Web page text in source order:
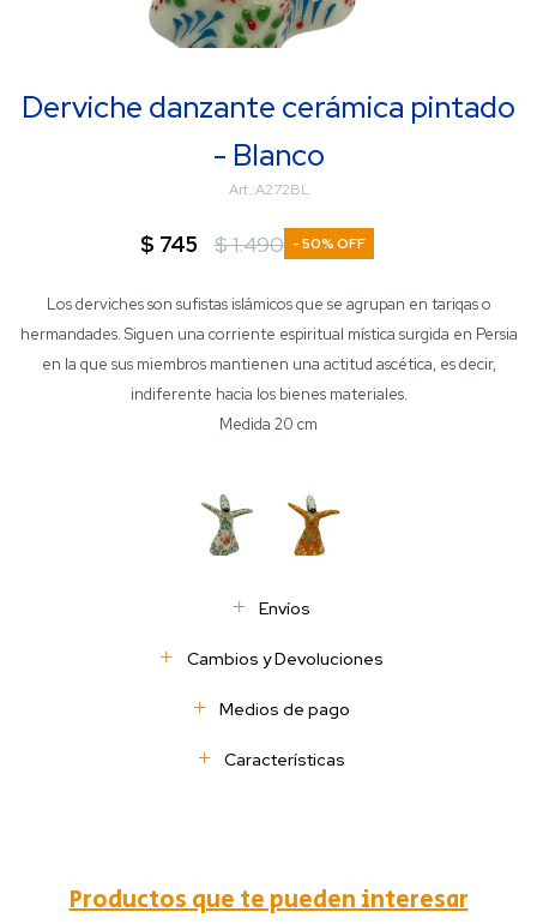
Derviche danzante cerámica pintado
- Blanco
A272BL
$ 745 $1.490 50
Los derviches son sufistas islámicos que se agrupan en tariqas o
hermandades. Siguen una corriente espiritual mística surgida en Persia
en la que sus miembros mantienen una actitud ascética, es decir,
indiferente hacia los bienes materiales.
Medida 20 cm
Envíos
Cambios y Devoluciones
Medios de pago
Características
Productos que te pueden interesar